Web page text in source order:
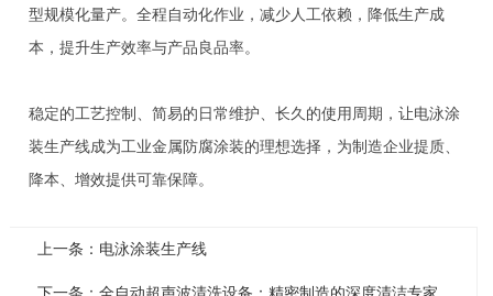
型规模化量产。全程自动化作业，减少人工依赖，降低生产成
本，提升生产效率与产品良品率。
稳定的工艺控制、简易的日常维护、长久的使用周期，让电泳涂
装生产线成为工业金属防腐涂装的理想选择，为制造企业提质、
降本、增效提供可靠保障。
上一条：电泳涂装生产线